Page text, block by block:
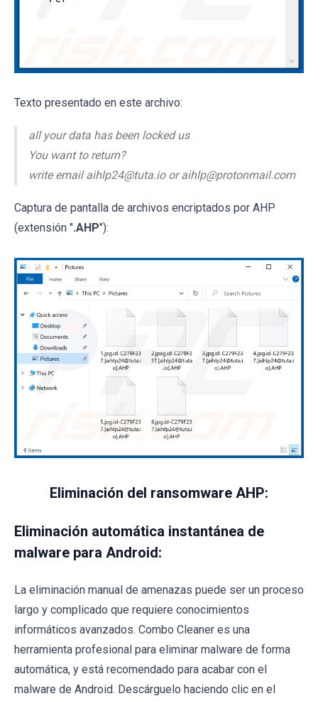
Texto presentado en este archivo:
all your data has been locked us
You want to return?
write email aihlp24@tuta.io or aihlp@protonmail.com
Captura de pantalla de archivos encriptados por AHP
(extensión ".AHP"):
Eliminación del ransomware AHP:
Eliminación automática instantánea de
malware para Android:
La eliminación manual de amenazas puede ser un proceso
largo y complicado que requiere conocimientos
informáticos avanzados. Combo Cleaner es una
herramienta profesional para eliminar malware de forma
automática, y está recomendado para acabar con el
malware de Android. Descárguelo haciendo clic en el